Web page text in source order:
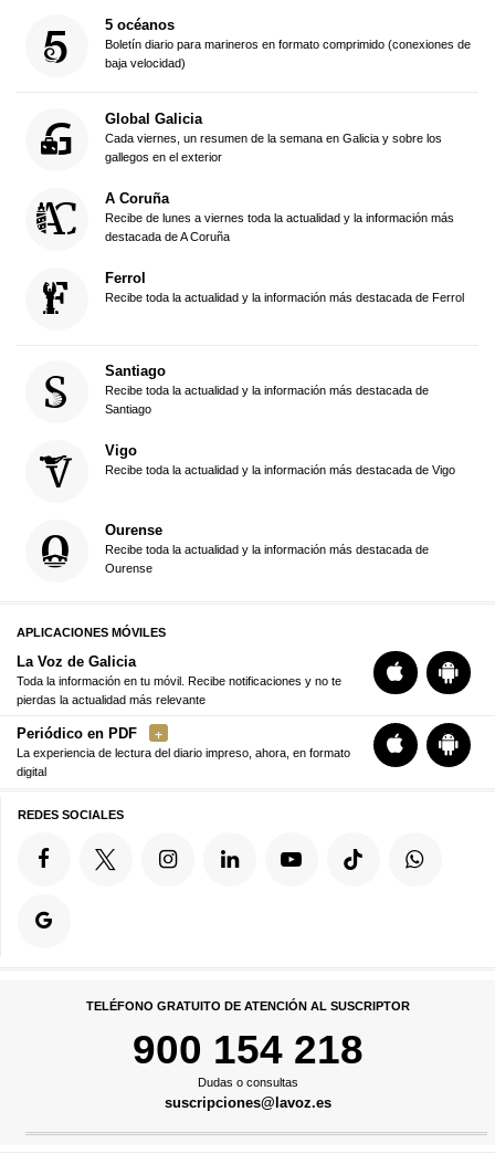
5 océanos
Boletín diario para marineros en formato comprimido (conexiones de
baja velocidad)
Global Galicia
Cada viernes, un resumen de la semana en Galicia y sobre los
gallegos en el exterior
A Coruña
Recibe de lunes a viernes toda la actualidad y la información más
destacada de A Coruña
Ferrol
Recibe toda la actualidad y la información más destacada de Ferrol
Santiago
Recibe toda la actualidad y la información más destacada de
Santiago
Vigo
Recibe toda la actualidad y la información más destacada de Vigo
Ourense
Recibe toda la actualidad y la información más destacada de
Ourense
APLICACIONES MÓVILES
La Voz de Galicia
Toda la información en tu móvil. Recibe notificaciones y no te
pierdas la actualidad más relevante
Periódico en PDF
La experiencia de lectura del diario impreso, ahora, en formato
digital
REDES SOCIALES
TELÉFONO GRATUITO DE ATENCIÓN AL SUSCRIPTOR
900 154 218
Dudas o consultas
suscripciones@lavoz.es